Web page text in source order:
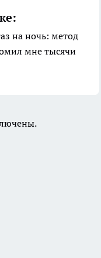
на ночь: метод
мне тысячи